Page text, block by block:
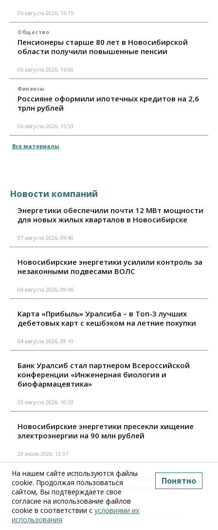
06 августа 2026, 16:15
Общество
Пенсионеры старше 80 лет в Новосибирской
области получили повышенные пенсии
06 августа 2026, 16:00
Финансы
Россияне оформили ипотечных кредитов на 2,6
трлн рублей
06 августа 2026, 15:53
Все материалы
Новости компаний
Энергетики обеспечили почти 12 МВт мощности
для новых жилых кварталов в Новосибирске
07 августа 2026, 09:40
Новосибирские энергетики усилили контроль за
незаконными подвесами ВОЛС
04 августа 2026, 09:46
Карта «Прибыль» Уралсиба – в Топ-3 лучших
дебетовых карт с кешбэком на летние покупки
04 августа 2026, 09:10
Банк Уралсиб стал партнером Всероссийской
конференции «Инженерная биология и
биофармацевтика»
03 августа 2026, 10:53
Новосибирские энергетики пресекли хищение
электроэнергии на 90 млн рублей
29 июля 2026, 13:37
Карта «120 дней на максимум» Уралсиба – в Топ-4
кредитных карт с длинным льготным периодом
29 июля 2026, 09:10
Все материалы
На нашем сайте используются файлы
cookie. Продолжая пользоваться
сайтом, Вы подтверждаете свое
согласие на использование файлов
cookie в соответствии с условиями их
использования
Понятно